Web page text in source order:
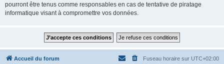
pourront être tenus comme responsables en cas de tentative de piratage
informatique visant à compromettre vos données.
Accueil du forum Fuseau horaire sur UTC+02:00